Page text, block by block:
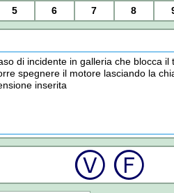
5 6 7 8
di incidente in galleria che blocca il
spegnere il motore lasciando la
inserita